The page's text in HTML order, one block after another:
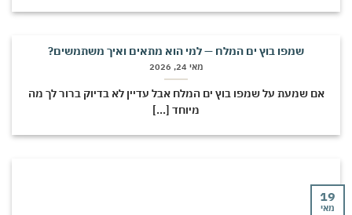
שמפו בוץ ים המלח — למי הוא מתאים ואיך משתמשים?
מאי 24, 2026
אם שמעת על שמפו בוץ ים המלח אבל עדיין לא בדיוק ברור לך מה
מיוחד [...]
19
מאי